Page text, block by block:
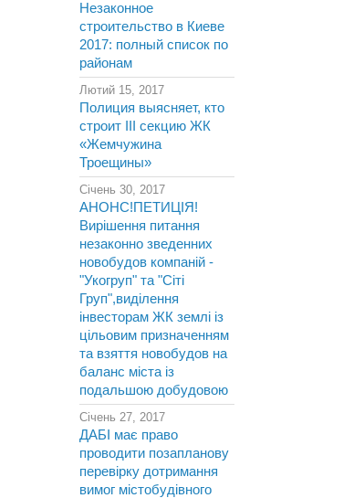
Незаконное
строительство в Киеве
2017: полный список по
районам
Лютий 15, 2017
Полиция выясняет, кто
строит III секцию ЖК
«Жемчужина
Троещины»
Січень 30, 2017
АНОНС!ПЕТИЦІЯ!
Вирішення питання
незаконно зведенних
новобудов компаній -
"Укогруп" та "Сіті
Груп",виділення
інвесторам ЖК землі із
цільовим призначенням
та взяття новобудов на
баланс міста із
подальшою добудовою
Січень 27, 2017
ДАБІ має право
проводити позапланову
перевірку дотримання
вимог містобудівного